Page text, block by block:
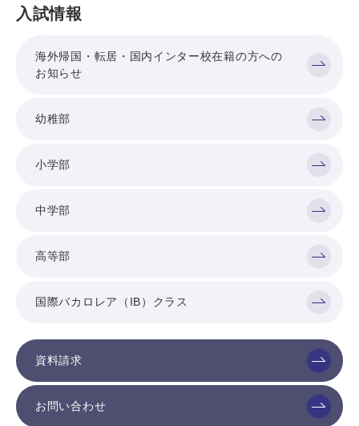
入試情報
海外帰国・転居・国内インター校在籍の方への
お知らせ
幼稚部
小学部
中学部
高等部
国際バカロレア（IB）クラス
資料請求
お問い合わせ